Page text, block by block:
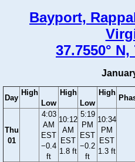
Bayport,
37.7550° N,
Day
High
Low
High
Low
High
Thu
01
4:03
AM
EST
−0.4
ft
10:12
AM
EST
1.8 ft
5:19
PM
EST
−0.2
ft
10:34
PM
EST
1.3 ft